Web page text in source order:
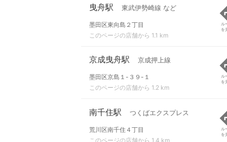
曳舟駅 東武伊勢崎線 など
墨田区東向島２丁目
このページの店舗から 1.1 km
ル
を
京成曳舟駅 京成押上線
墨田区京島１-３９-１
このページの店舗から 1.2 km
ル
を
南千住駅 つくばエクスプレス
荒川区南千住４丁目
このページの店舗から 1.4 km
ル
を